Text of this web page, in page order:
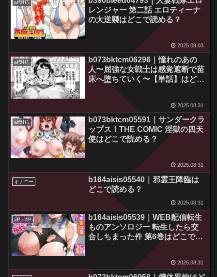
aff対応
レンジャー 第二話 エロティーナ
の大逆襲はどこで読める？
2025.09.03
aff対応
b073bktcm06296｜憧れのあの
人〜屈強な女戦士は感覚遮断で苗
床へ堕ちていく〜【単話】はどこ
で読める？
2025.08.31
aff対応
b073bktcm05591｜サンダークラ
ップス！THE COMIC 淫獄の四天
使はどこで読める？
2025.08.31
オナニー
b164aisis05540｜邪霊王降臨は
どこで読める？
2025.08.31
3P・4P
b164aisis05539｜WEB配信転生
ものアンソロジー 転生したら交
合しちまった件 第6巻はどこで読
2025.08.31